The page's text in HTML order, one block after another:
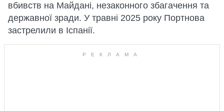
вбивств на Майдані, незаконного збагачення та
державної зради. У травні 2025 року Портнова
застрелили в Іспанії.